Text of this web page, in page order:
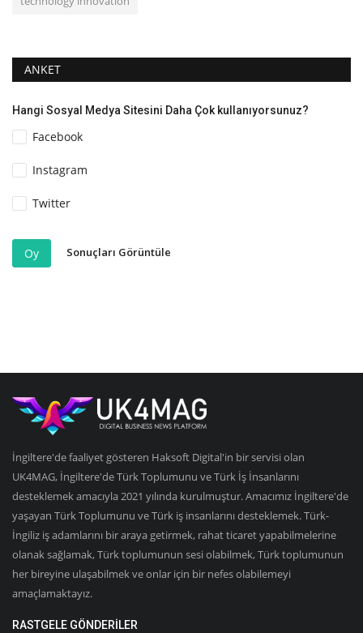
ANKET
Hangi Sosyal Medya Sitesini Daha Çok kullanıyorsunuz?
Facebook
Instagram
Twitter
Oy Sonuçları Görüntüle
İngiltere'de faaliyet gösteren Haksoft Digital'in bir servisi olan
UK4MAG, İngiltere'de Türk Toplumunu ve Türk İş İnsanlarını
desteklemek amacıyla 2021 yılında kurulmuştur. Amacımız İngiltere'de
yaşayan Türk Toplumunu ve Türk iş insanlarını desteklemek. Türk-
İngiliz iş adamlarını bir araya getirmek, rahat ticaret yapabilmelerine
olanak sağlamak, Türk toplumunun sesi olabilmek, Türk toplumunun
her bireyine ulaşabilmek ve onlar için bir nefes olabilemeyi
amaçlamaktayız.
RASTGELE GÖNDERILER